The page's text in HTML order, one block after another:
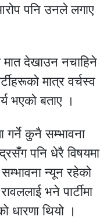
पनि उनले लगाए
देखाउन नचाहिने
मात्र वर्चस्व
भएको बताए ।
गर्ने कुनै सम्भावना
पनि धेरै विषयमा
न्यून रहेको
भने पार्टीमा
धारणा थियो ।